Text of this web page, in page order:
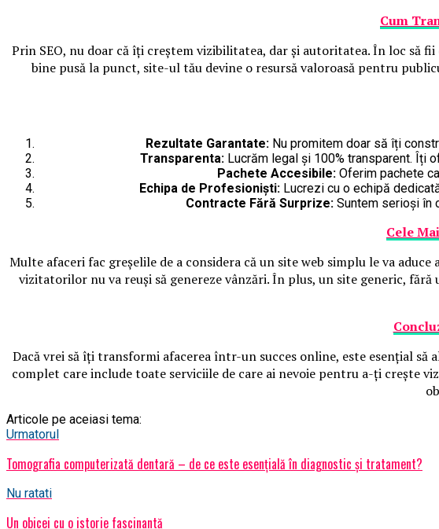
Cum
Prin SEO, nu doar că îți creștem vizibilitatea, dar și autoritatea. În loc
bine pusă la punct, site-ul tău devine o resursă valoroasă pentru
Rezultate Garantate:Nu promitem doar să îți
Transparenta:Lucrăm legal și 100% transparent. Îți
Pachete Accesibile: Oferim pachete
Echipa de Profesioniști: Lucrezi cu o echipă
Contracte Fără Surprize: Suntem serioși în
Cele
Multe afaceri fac greșelile de a considera că un site web simplu le va
vizitatorilor nu va reuși să genereze vânzări. În plus, un site generic,
Dacă vrei să îți transformi afacerea într-un succes online, este esențial
complet care include toate serviciile de care ai nevoie pentru a-ți crește
Articole pe aceiasi tema:
Urmatorul
Tomografia computerizată dentară – de ce este esențială în diagnostic și tratament?
Nu ratati
Un obicei cu o istorie fascinantă